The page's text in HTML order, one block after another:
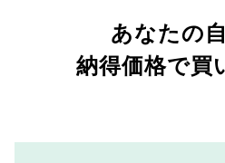
あなたの自
納得価格で買